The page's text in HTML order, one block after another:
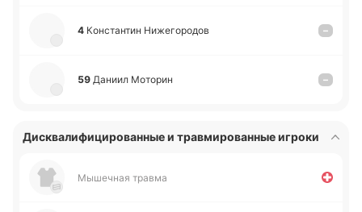
4 Ко­нста­нтин Ни­же­го­ро­дов –
59 Даниил Мо­то­рин –
Дисквалифицированные и травмированные игроки
Мышечная травма